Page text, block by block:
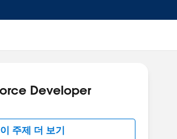
Developer
이 주제 더 보기